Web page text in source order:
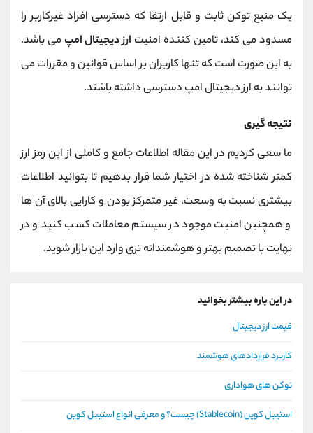
یک منبع توکن ثابت و قابل ارتقا که دسترسی افراد غیرکاربر را
مسدود می کند، تامین کننده امنیت ارز دیجیتال امپمی باشد.
به این صورت است که تنها کاربران بر اساس قوانین و مقررات می
توانند به ارز دیجیتال امپ دسترسی داشته باشند.
نتیجه گیری
ما سعی کردیم در این مقاله اطلاعات جامع و کاملی از این رمز ارز
کمتر شناخته شده در اختیار شما قرار بدهیم تا بتوانید اطلاعات
بیشتری نسبت به وسعت، غیر متمرکز بودن و کارایی بالای آن ها
و همچنین امنیت موجود در سیستم معاملات کسب کنید و در
نهایت با تصمیم بهتر و هوشمندانه تری وارد این بازار شوید.
در این باره بیشتر بخوانید
قیمت ارز دیجیتال
کاربرد قراردادهای هوشمند
توکن های هواداری
استیبل کوین (Stablecoin) چیست؟ و معرفی انواع استیبل کوین